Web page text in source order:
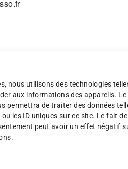
nous utilisons des technologies
aux informations des appareils.
permettra de traiter des données
les ID uniques sur ce site. Le fait
peut avoir un effet négatif